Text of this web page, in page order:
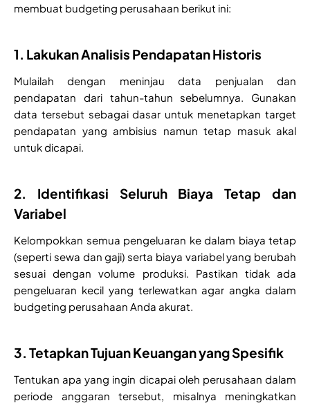
membuat budgeting perusahaan berikut ini:
1. Lakukan Analisis Pendapatan Historis
Mulailah dengan meninjau data penjualan dan
pendapatan dari tahun-tahun sebelumnya. Gunakan
data tersebut sebagai dasar untuk menetapkan target
pendapatan yang ambisius namun tetap masuk akal
untuk dicapai.
2. Identifikasi Seluruh Biaya Tetap dan
Variabel
Kelompokkan semua pengeluaran ke dalam biaya tetap
(seperti sewa dan gaji) serta biaya variabel yang berubah
sesuai dengan volume produksi. Pastikan tidak ada
pengeluaran kecil yang terlewatkan agar angka dalam
budgeting perusahaan Anda akurat.
3. Tetapkan Tujuan Keuangan yang Spesifik
Tentukan apa yang ingin dicapai oleh perusahaan dalam
periode anggaran tersebut, misalnya meningkatkan